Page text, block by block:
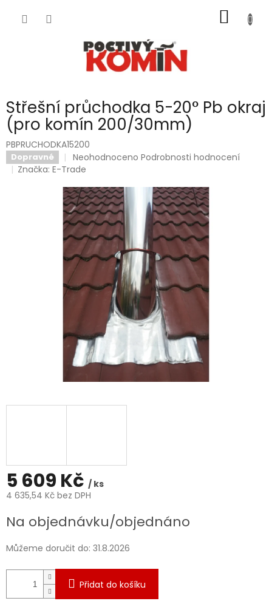
KOŠÍK
Střešní průchodka 5-20° Pb okraj
(pro komín 200/30mm)
PBPRUCHODKA15200
Dopravné
Průměrné
hodnocení
je
0,0
z
5
hvězdiček.
Neohodnoceno Podrobnosti hodnocení
Značka:E-Trade
5 609 Kč / ks
4 635,54 Kč bez DPH
cena:
Na objednávku/objednáno
Můžeme doručit do: 31.8.2026
Přidat do košíku